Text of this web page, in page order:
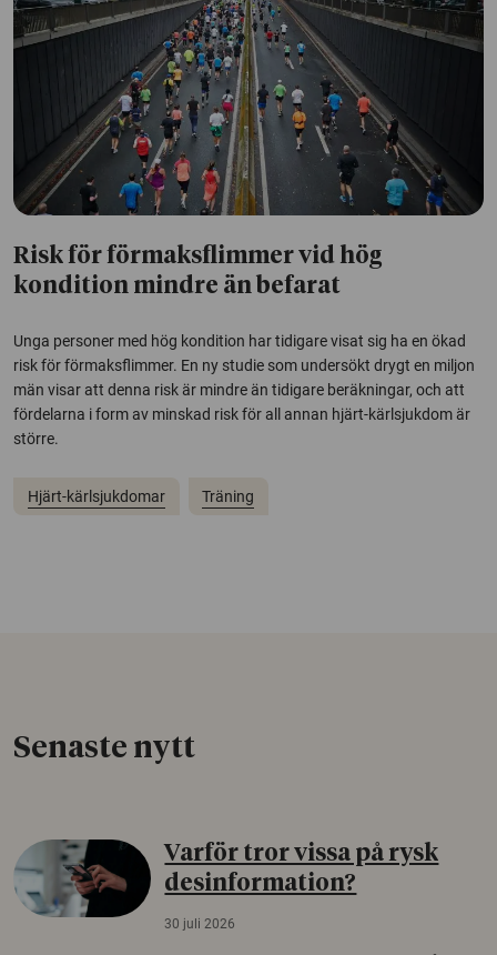
Risk för förmaksflimmer vid hög
kondition mindre än befarat
Unga personer med hög kondition har tidigare visat sig ha en ökad
risk för förmaksflimmer. En ny studie som undersökt drygt en miljon
män visar att denna risk är mindre än tidigare beräkningar, och att
fördelarna i form av minskad risk för all annan hjärt-kärlsjukdom är
större.
Hjärt-kärlsjukdomar Träning
Senaste nytt
Varför tror vissa på rysk
desinformation?
30 juli 2026